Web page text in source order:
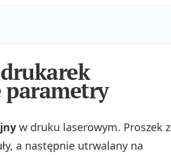
parametry
w druku laserowym. Proszek z
a następnie utrwalany na